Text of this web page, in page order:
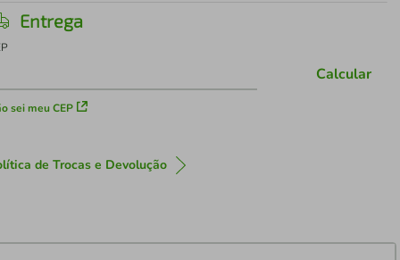
Entrega
sei meu CEP
Calcular
de Trocas e Devolução